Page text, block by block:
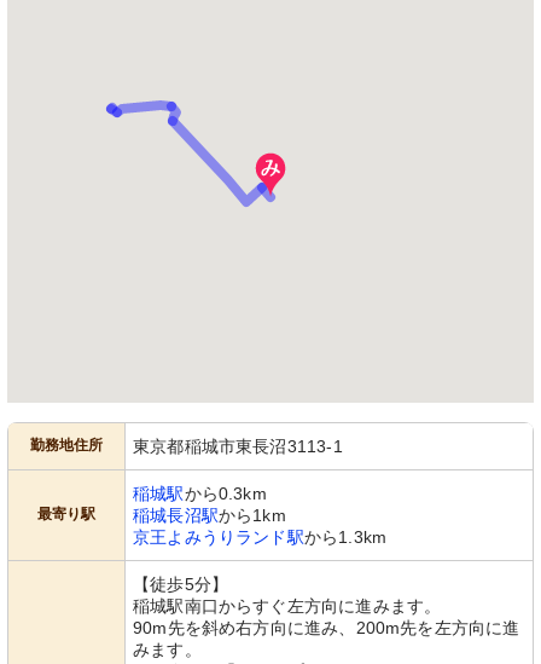
勤務地住所 東京都稲城市東長沼3113-1
最寄り駅
稲城駅から0.3km
稲城長沼駅から1km
京王よみうりランド駅から1.3km
【徒歩5分】
稲城駅南口からすぐ左方向に進みます。
90m先を斜め右方向に進み、200m先を左方向に進
みます。